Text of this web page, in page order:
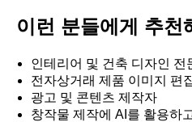
이런 분들에게 추천
인테리어 및 건축 디자인 전
전자상거래 제품 이미지 편
광고 및 콘텐츠 제작자
창작물 제작에 AI를 활용하